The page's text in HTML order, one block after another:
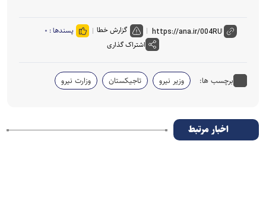
گزارش خطا پسندها : ۰
اشتراک گذاری
برچسب ها: وزیر نیرو تاجیکستان وزارت نیرو
اخبار مرتبط